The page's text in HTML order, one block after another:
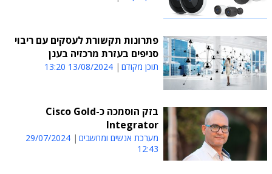
פתרונות תקשורת לעסקים עם ריבוי
סניפים בעזרת מרכזיה בענן
תוכן מקודם 13/08/2024 13:20
בזק הוסמכה כ-Cisco Gold
Integrator
מערכת אנשים ומחשבים
29/07/2024
12:43